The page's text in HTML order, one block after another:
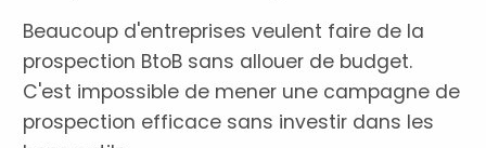
Beaucoup d'entreprises veulent faire de la
prospection BtoB sans allouer de budget.
C'est impossible de mener une campagne de
prospection efficace sans investir dans les